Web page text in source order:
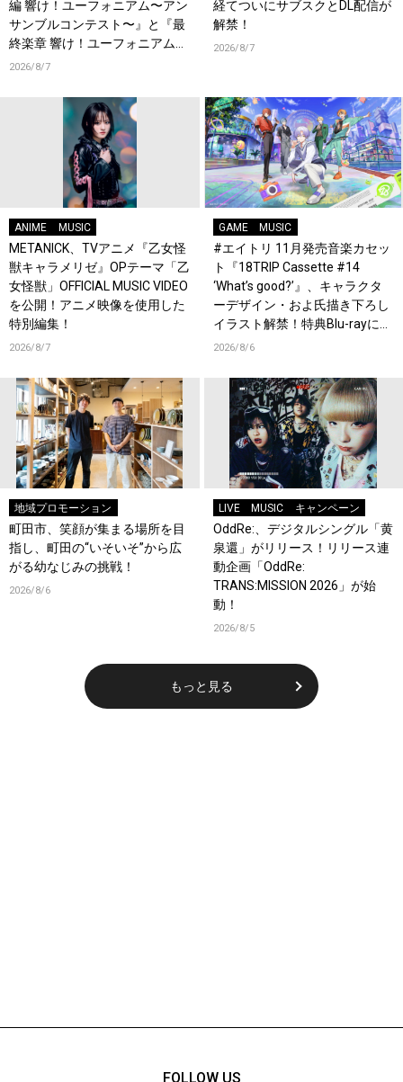
編 響け！ユーフォニアム〜アン
サンブルコンテスト〜』と『最
終楽章 響け！ユーフォニアム』
前編の一挙上映が決定！
2026/8/7
経てついにサブスクとDL配信が
解禁！
2026/8/7
ANIME MUSIC
METANICK、TVアニメ『乙女怪
獣キャラメリゼ』OPテーマ「乙
女怪獣」OFFICIAL MUSIC VIDEO
を公開！アニメ映像を使用した
特別編集！
2026/8/7
GAME MUSIC
#エイトリ 11月発売音楽カセッ
ト『18TRIP Cassette #14
‘What’s good?’』、キャラクタ
ーデザイン・およ氏描き下ろし
イラスト解禁！特典Blu-rayには
『HAMAツアーズ全体会議』が
2026/8/6
地域プロモーション
町田市、笑顔が集まる場所を目
指し、町田の“いそいそ”から広
がる幼なじみの挑戦！
2026/8/6
LIVE MUSIC キャンペーン
OddRe:、デジタルシングル「黄
泉還」がリリース！リリース連
動企画「OddRe:
TRANS:MISSION 2026」が始
動！
2026/8/5
もっと見る
FOLLOW US